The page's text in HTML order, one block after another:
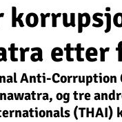
etter
Anti-Corruption
og tre
(THAI)